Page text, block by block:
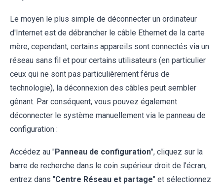
Le moyen le plus simple de déconnecter un ordinateur
d'Internet est de débrancher le câble Ethernet de la carte
mère, cependant, certains appareils sont connectés via un
réseau sans fil et pour certains utilisateurs (en particulier
ceux qui ne sont pas particulièrement férus de
technologie), la déconnexion des câbles peut sembler
gênant. Par conséquent, vous pouvez également
déconnecter le système manuellement via le panneau de
configuration :
Accédez au "Panneau de configuration", cliquez sur la
barre de recherche dans le coin supérieur droit de l'écran,
entrez dans "Centre Réseau et partage" et sélectionnez